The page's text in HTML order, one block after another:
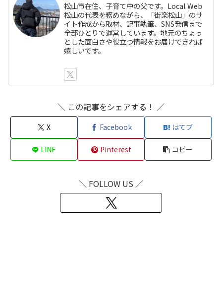
松山市在住、子育て中の父です。Local Web
松山の代表を務めながら、「街楽松山」のサ
イト作成から取材、記事執筆、SNS発信まで
全部ひとりで運営しています。地元のちょっ
とした面白さや役立つ情報をお届けできれば
嬉しいです。
＼ この記事をシェアする！ ／
X Facebook はてブ
LINE Pinterest コピー
＼ FOLLOW US ／